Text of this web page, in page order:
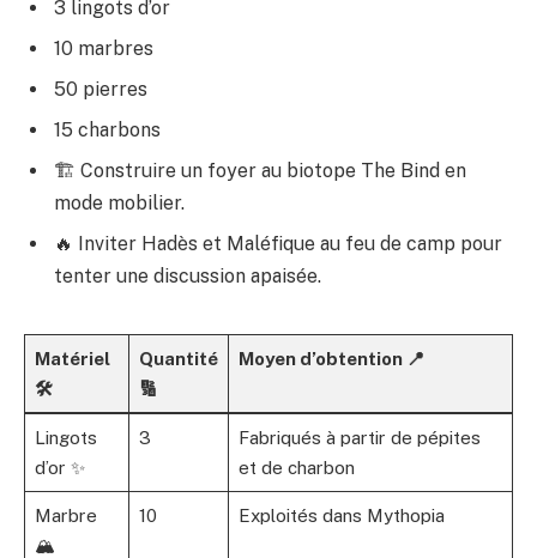
3 lingots d’or
10 marbres
50 pierres
15 charbons
🏗️ Construire un foyer au biotope The Bind en
mode mobilier.
🔥 Inviter Hadès et Maléfique au feu de camp pour
tenter une discussion apaisée.
Matériel
🛠️
Quantité
🔢
Moyen d’obtention 📍
Lingots
d’or ✨
3
Fabriqués à partir de pépites
et de charbon
Marbre
🏔️
10 Exploités dans Mythopia